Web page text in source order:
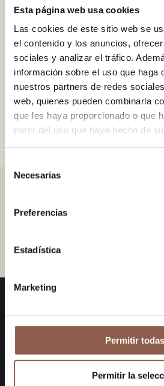
Esta página web usa cookies
Las cookies de este sitio web se
el contenido y los anuncios,
sociales y analizar el tráfico.
información sobre el uso que haga
nuestros partners de redes
web, quienes pueden combinarla
que les haya proporcionado o que
partir del uso que haya hecho de
Necesarias
Preferencias
Estadística
Marketing
Permitir todas
Permitir la
38.00 EUR
− + AÑADIR
Abanico en madera de Peral pintada,
Detalle de anilla dorada con cadena y
KanelaFans
Diseños únicos que fusionan la artesanía
tradicional con la estética